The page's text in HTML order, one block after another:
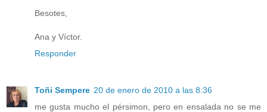
Besotes,
Ana y Víctor.
Responder
Toñi Sempere 20 de enero de 2010 a las 8:36
me gusta mucho el pérsimon, pero en ensalada no se me